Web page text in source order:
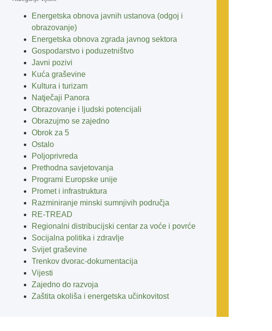
Energetska obnova javnih ustanova (odgoj i
obrazovanje)
Energetska obnova zgrada javnog sektora
Gospodarstvo i poduzetništvo
Javni pozivi
Kuća graševine
Kultura i turizam
Natječaji Panora
Obrazovanje i ljudski potencijali
Obrazujmo se zajedno
Obrok za 5
Ostalo
Poljoprivreda
Prethodna savjetovanja
Programi Europske unije
Promet i infrastruktura
Razminiranje minski sumnjivih područja
RE-TREAD
Regionalni distribucijski centar za voće i povrće
Socijalna politika i zdravlje
Svijet graševine
Trenkov dvorac-dokumentacija
Vijesti
Zajedno do razvoja
Zaštita okoliša i energetska učinkovitost